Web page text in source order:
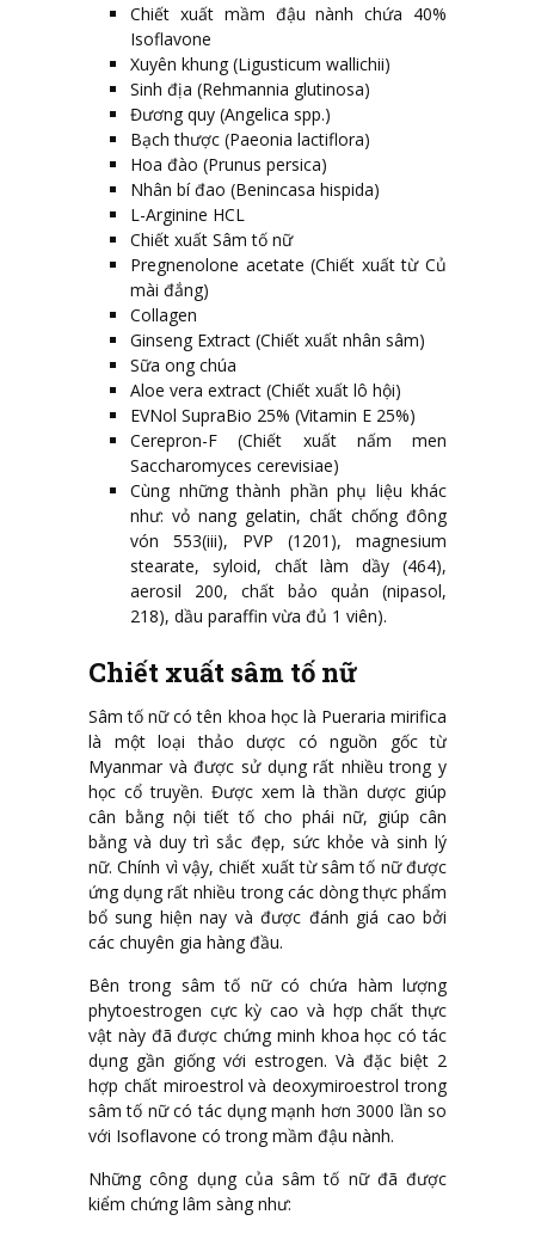
Chiết xuất mầm đậu nành chứa 40%
Isoflavone
Xuyên khung (Ligusticum wallichii)
Sinh địa (Rehmannia glutinosa)
Đương quy (Angelica spp.)
Bạch thược (Paeonia lactiflora)
Hoa đào (Prunus persica)
Nhân bí đao (Benincasa hispida)
L-Arginine HCL
Chiết xuất Sâm tố nữ
Pregnenolone acetate (Chiết xuất từ Củ
mài đắng)
Collagen
Ginseng Extract (Chiết xuất nhân sâm)
Sữa ong chúa
Aloe vera extract (Chiết xuất lô hội)
EVNol SupraBio 25% (Vitamin E 25%)
Cerepron-F (Chiết xuất nấm men
Saccharomyces cerevisiae)
Cùng những thành phần phụ liệu khác
như: vỏ nang gelatin, chất chống đông
vón 553(iii), PVP (1201), magnesium
stearate, syloid, chất làm dầy (464),
aerosil 200, chất bảo quản (nipasol,
218), dầu paraffin vừa đủ 1 viên).
Chiết xuất sâm tố nữ
Sâm tố nữ có tên khoa học là Pueraria mirifica
là một loại thảo dược có nguồn gốc từ
Myanmar và được sử dụng rất nhiều trong y
học cổ truyền. Được xem là thần dược giúp
cân bằng nội tiết tố cho phái nữ, giúp cân
bằng và duy trì sắc đẹp, sức khỏe và sinh lý
nữ. Chính vì vậy, chiết xuất từ sâm tố nữ được
ứng dụng rất nhiều trong các dòng thực phẩm
bổ sung hiện nay và được đánh giá cao bởi
các chuyên gia hàng đầu.
Bên trong sâm tố nữ có chứa hàm lượng
phytoestrogen cực kỳ cao và hợp chất thực
vật này đã được chứng minh khoa học có tác
dụng gần giống với estrogen. Và đặc biệt 2
hợp chất miroestrol và deoxymiroestrol trong
sâm tố nữ có tác dụng mạnh hơn 3000 lần so
với Isoflavone có trong mầm đậu nành.
Những công dụng của sâm tố nữ đã được
kiểm chứng lâm sàng như: